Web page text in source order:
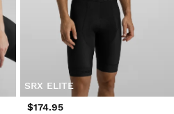
SRX ELITE
$174.95